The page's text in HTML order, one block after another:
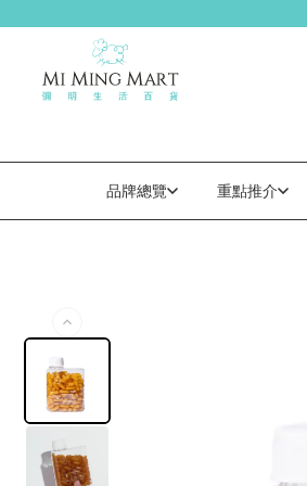
品牌總覽 重點推介